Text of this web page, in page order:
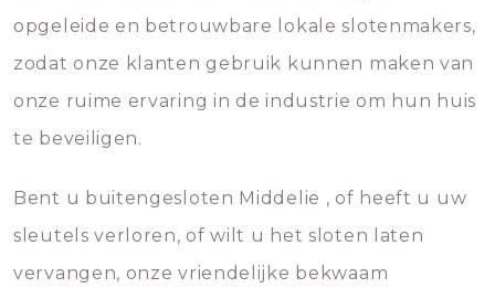
opgeleide en betrouwbare lokale slotenmakers,
zodat onze klanten gebruik kunnen maken van
onze ruime ervaring in de industrie om hun huis
te beveiligen.
Bent u buitengesloten Middelie , of heeft u uw
sleutels verloren, of wilt u het sloten laten
vervangen, onze vriendelijke bekwaam